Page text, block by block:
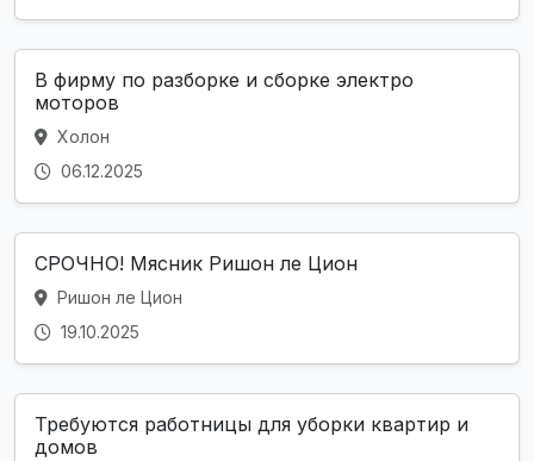
В фирму по разборке и сборке электро
моторов
Холон
06.12.2025
СРОЧНО! Мясник Ришон ле Цион
Ришон ле Цион
19.10.2025
Требуются работницы для уборки квартир и
домов